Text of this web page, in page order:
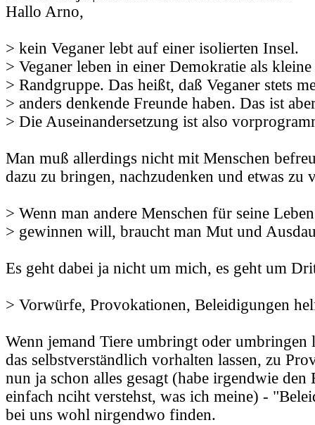
Hallo Arno,
> kein Veganer lebt auf einer isolierten Insel.
> Veganer leben in einer Demokratie als kleine
> Randgruppe. Das heißt, daß Veganer stets
> anders denkende Freunde haben. Das ist
> Die Auseinandersetzung ist also
Man muß allerdings nicht mit Menschen
dazu zu bringen, nachzudenken und etwas zu
> Wenn man andere Menschen für seine
> gewinnen will, braucht man Mut und
Es geht dabei ja nicht um mich, es geht um
> Vorwürfe, Provokationen, Beleidigungen
Wenn jemand Tiere umbringt oder umbringen
das selbstverständlich vorhalten lassen, zu
nun ja schon alles gesagt (habe irgendwie
einfach nciht verstehst, was ich meine) -
bei uns wohl nirgendwo finden.